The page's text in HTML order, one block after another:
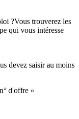
?Vous trouverez les
qui vous intéresse
devez saisir au moins
d'offre »